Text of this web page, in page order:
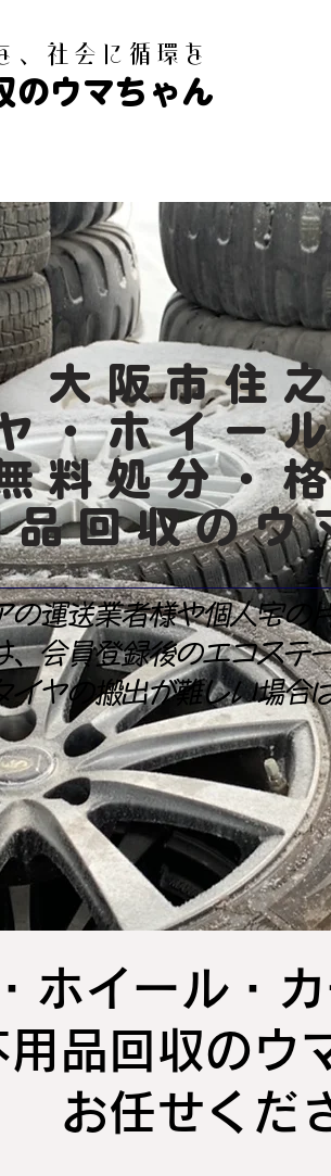
、社会に循環を
のウマちゃん
大阪市住
・ホイー
料処分・
品回収のウ
の運送業者様や個人宅の
、会員登録後のエコステ
イヤの搬出が難しい場合
ホイール・
用品回収のウ
お任せくだ